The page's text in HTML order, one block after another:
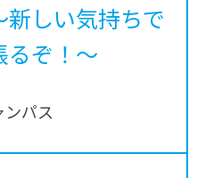
しい気持ちで
るぞ！～
パス